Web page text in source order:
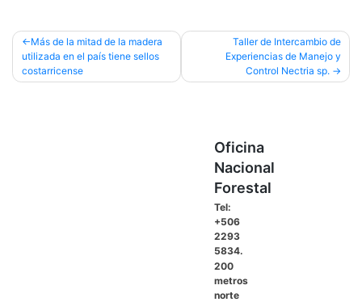
Navegación
de
entradas
Más de la mitad de la madera
utilizada en el país tiene sellos
costarricense
Taller de Intercambio de
Experiencias de Manejo y
Control Nectria sp.
Oficina
Nacional
Forestal
Tel:
+506
2293
5834.
200
metros
norte